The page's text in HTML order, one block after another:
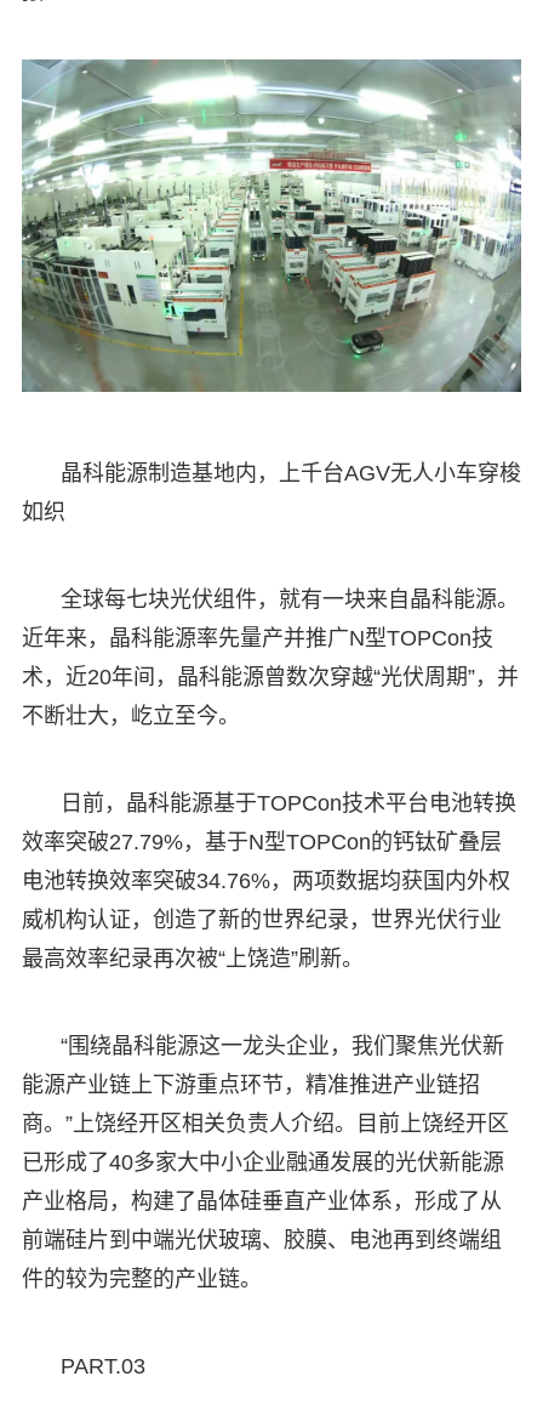
晶科能源制造基地内，上千台AGV无人小车穿梭
如织
全球每七块光伏组件，就有一块来自晶科能源。
近年来，晶科能源率先量产并推广N型TOPCon技
术，近20年间，晶科能源曾数次穿越“光伏周期”，并
不断壮大，屹立至今。
日前，晶科能源基于TOPCon技术平台电池转换
效率突破27.79%，基于N型TOPCon的钙钛矿叠层
电池转换效率突破34.76%，两项数据均获国内外权
威机构认证，创造了新的世界纪录，世界光伏行业
最高效率纪录再次被“上饶造”刷新。
“围绕晶科能源这一龙头企业，我们聚焦光伏新
能源产业链上下游重点环节，精准推进产业链招
商。”上饶经开区相关负责人介绍。目前上饶经开区
已形成了40多家大中小企业融通发展的光伏新能源
产业格局，构建了晶体硅垂直产业体系，形成了从
前端硅片到中端光伏玻璃、胶膜、电池再到终端组
件的较为完整的产业链。
PART.03